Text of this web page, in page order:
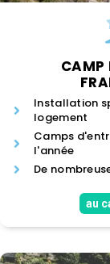
CAMP
Installation
logement
Camps
l'année
De
au